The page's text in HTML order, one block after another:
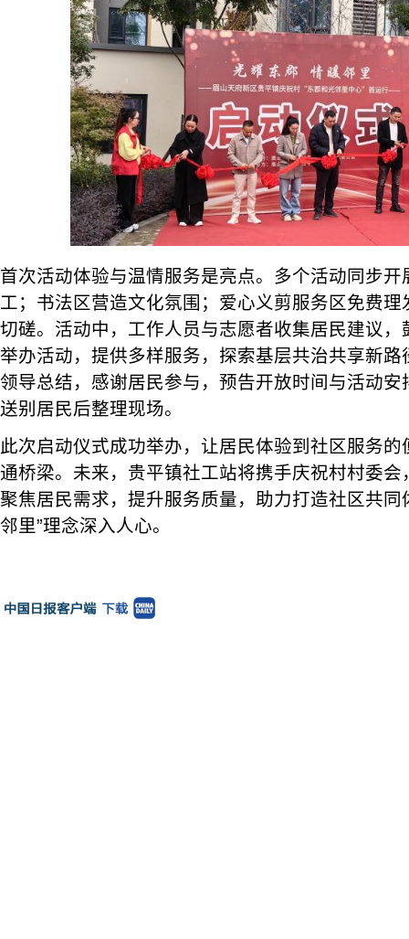
首次活动体验与温情服务是亮点。多个活动同步
工；书法区营造文化氛围；爱心义剪服务区免费
切磋。活动中，工作人员与志愿者收集居民建议
举办活动，提供多样服务，探索基层共治共享新
领导总结，感谢居民参与，预告开放时间与活动
送别居民后整理现场。
此次启动仪式成功举办，让居民体验到社区服务
通桥梁。未来，贵平镇社工站将携手庆祝村村委
聚焦居民需求，提升服务质量，助力打造社区共同
邻里”理念深入人心。